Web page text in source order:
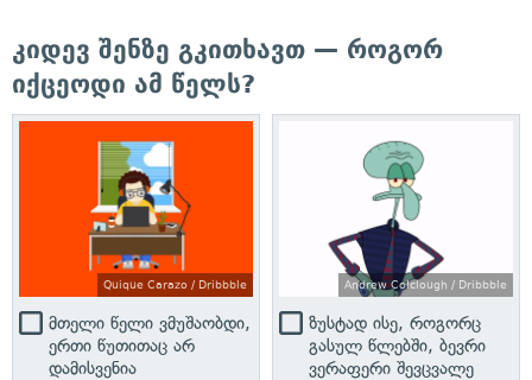
კიდევ შენზე გკითხავთ — როგორ
იქცეოდი ამ წელს?
Quique Carazo / Dribbble
მთელი წელი ვმუშაობდი,
ერთი წუთითაც არ
დამისვენია
Andrew Colclough / Dribbble
ზუსტად ისე, როგორც
გასულ წლებში, ბევრი
ვერაფერი შევცვალე